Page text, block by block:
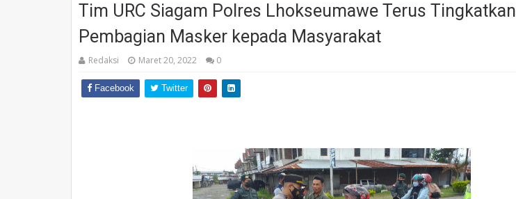
Tim URC Siagam Polres Lhokseumawe Terus Tingkatkan
Pembagian Masker kepada Masyarakat
Redaksi Maret 20, 2022 0
Facebook Twitter